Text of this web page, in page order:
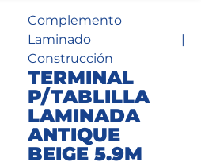
Complemento
Laminado|
Construcción
TERMINAL
P/TABLILLA
LAMINADA
ANTIQUE
BEIGE 5.9M